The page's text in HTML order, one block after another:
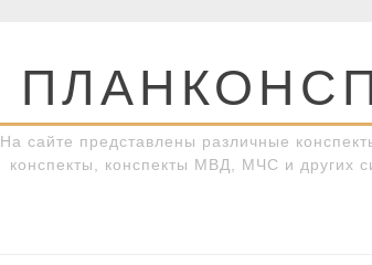
На сайте представлены различные
конспекты, конспекты МВД, МЧС и других